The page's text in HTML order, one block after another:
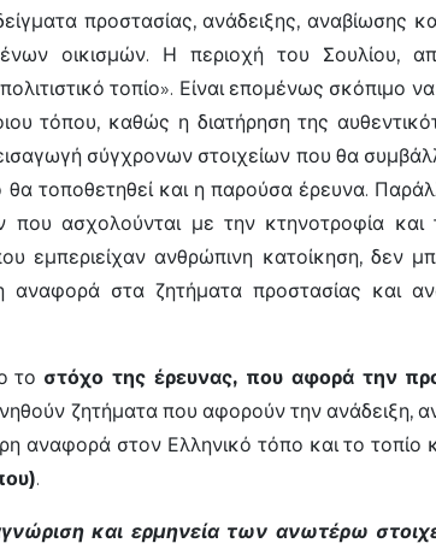
προστασίας, ανάδειξης, αναβίωσης
οικισμών. Η περιοχή του Σουλίου,
τοπίο». Είναι επομένως σκόπιμο
τόπου, καθώς η διατήρηση της
σύγχρονων στοιχείων που θα
τοποθετηθεί και η παρούσα έρευνα.
ασχολούνται με την κτηνοτροφία και
εμπεριείχαν ανθρώπινη κατοίκηση, δεν
αναφορά στα ζητήματα προστασίας και
το στόχο της έρευνας, που αφορά την
ζητήματα που αφορούν την ανάδειξη,
αναφορά στον Ελληνικό τόπο και το τοπίο
.
και ερμηνεία των ανωτέρω